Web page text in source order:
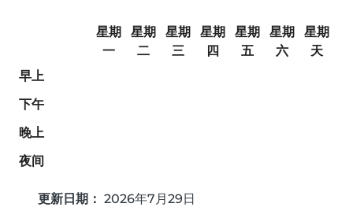
星期
一
星期
二
星期
三
星期
四
星期
五
星期
六
星期
天
早上
下午
晚上
夜间
更新日期： 2026年7月29日